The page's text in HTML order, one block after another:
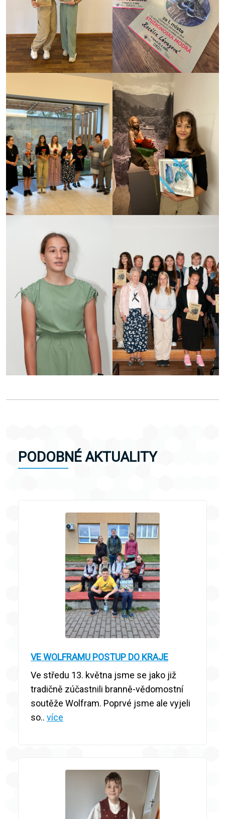
PODOBNÉ AKTUALITY
VE WOLFRAMU POSTUP DO KRAJE
Ve středu 13. května jsme se jako již
tradičně zúčastnili branně-vědomostní
soutěže Wolfram. Poprvé jsme ale vyjeli
so.. více